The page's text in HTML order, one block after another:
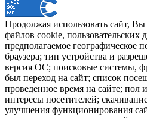
Продолжая использовать сайт, Вы
файлов cookie, пользовательских
предполагаемое географическое
браузера; тип устройства и
версия ОС; поисковые системы,
был переход на сайт; список
проведенное время на сайте; пол
интересы посетителей;
улучшения функционирования